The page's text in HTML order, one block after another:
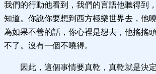
我們的行動他看到，我們的言語他聽得到
知道。你說你要想到西方極樂世界去，他
為如果不善的話，你心裡是想去，他搖搖
不了。沒有一個不曉得。
因此，這個事情要真乾，真乾就是決